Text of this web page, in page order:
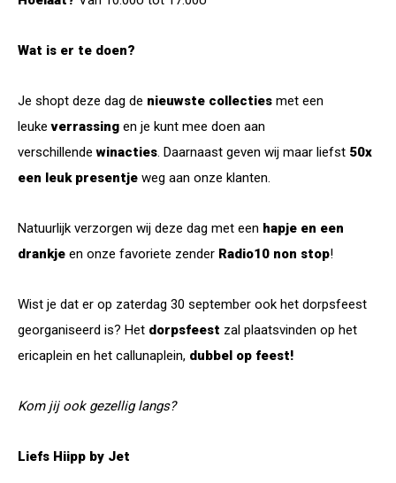
Wat is er te doen?
Je shopt deze dag de nieuwste collecties met een
leukeverrassing en je kunt mee doen aan
verschillendewinacties. Daarnaast geven wij maar liefst 50x
een leuk presentje weg aan onze klanten.
Natuurlijk verzorgen wij deze dag met een hapje en een
drankje en onze favoriete zender Radio10 non stop!
Wist je dat er op zaterdag 30 september ook het dorpsfeest
georganiseerd is? Het dorpsfeest zal plaatsvinden op het
ericaplein en het callunaplein, dubbel op feest!
Kom jij ook gezellig langs?
Liefs Hiipp by Jet